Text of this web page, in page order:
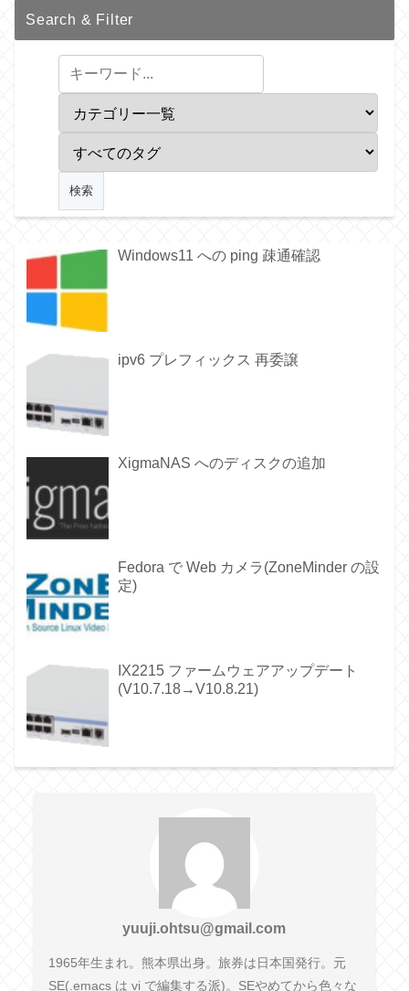
Search & Filter
Windows11 への ping 疎通確認
ipv6 プレフィックス 再委譲
XigmaNAS へのディスクの追加
Fedora で Web カメラ(ZoneMinder の設
定)
IX2215 ファームウェアアップデート
(V10.7.18→V10.8.21)
yuuji.ohtsu@gmail.com
1965年生まれ。熊本県出身。旅券は日本国発行。元
SE(.emacs は vi で編集する派)。SEやめてから色々な